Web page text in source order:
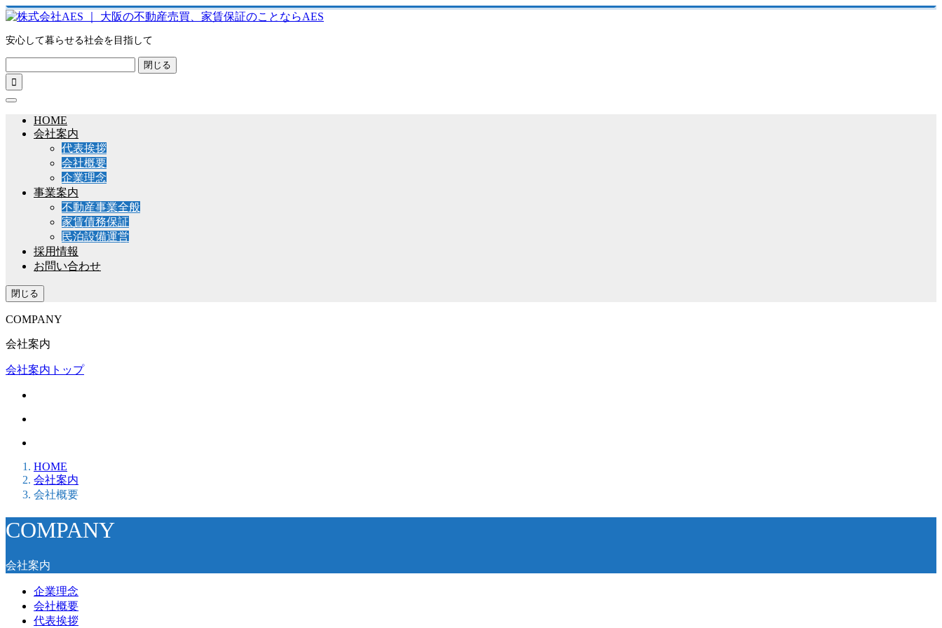
安心して暮らせる社会を目指して
閉じる

HOME
会社案内
代表挨拶
会社概要
企業理念
事業案内
不動産事業全般
家賃債務保証
民泊設備運営
採用情報
お問い合わせ
閉じる
COMPANY
会社案内
会社案内トップ
HOME
会社案内
会社概要
COMPANY
会社案内
企業理念
会社概要
代表挨拶